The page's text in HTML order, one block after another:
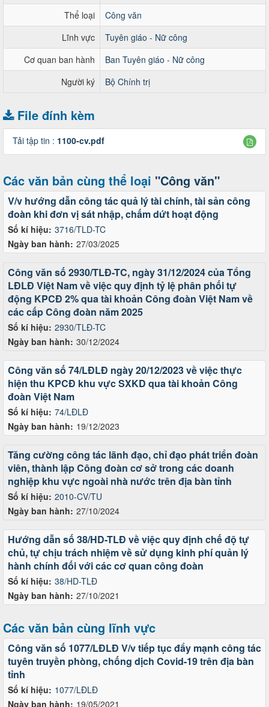
Thể loại
Công văn
Lĩnh vực
Tuyên giáo - Nữ công
Cơ quan ban hành
Ban Tuyên giáo - Nữ công
Người ký
Bộ Chính trị
File đính kèm
Tải tập tin : 1100-cv.pdf
Các văn bản cùng thể loại "Công văn"
Số kí hiệu: 3716/TLD-TC
Ngày ban hành: 27/03/2025
V/v hướng dẫn công tác quả lý tài chính, tài sản công
đoàn khi đơn vị sát nhập, chấm dứt hoạt động
Số kí hiệu: 2930/TLĐ-TC
Ngày ban hành: 30/12/2024
Công văn số 2930/TLĐ-TC, ngày 31/12/2024 của Tổng
LĐLĐ Việt Nam về việc quy định tỷ lệ phân phối tự
động KPCĐ 2% qua tài khoản Công đoàn Việt Nam về
các cấp Công đoàn năm 2025
Số kí hiệu: 74/LĐLĐ
Ngày ban hành: 19/12/2023
Công văn số 74/LĐLĐ ngày 20/12/2023 về việc thực
hiện thu KPCĐ khu vực SXKD qua tài khoản Công
đoàn Việt Nam
Số kí hiệu: 2010-CV/TU
Ngày ban hành: 27/10/2024
Tăng cường công tác lãnh đạo, chỉ đạo phát triển đoàn
viên, thành lập Công đoàn cơ sở trong các doanh
nghiệp khu vực ngoài nhà nước trên địa bàn tỉnh
Số kí hiệu: 38/HD-TLĐ
Ngày ban hành: 27/10/2021
Hướng dẫn số 38/HD-TLĐ về việc quy định chế độ tự
chủ, tự chịu trách nhiệm về sử dụng kinh phí quản lý
hành chính đối với các cơ quan công đoàn
Các văn bản cùng lĩnh vực
Số kí hiệu: 1077/LĐLĐ
Ngày ban hành: 19/05/2021
Công văn số 1077/LĐLĐ V/v tiếp tục đẩy mạnh công tác
tuyên truyền phòng, chống dịch Covid-19 trên địa bàn
tỉnh